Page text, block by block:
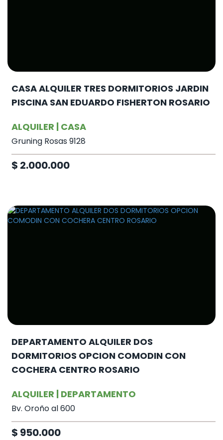
CASA ALQUILER TRES DORMITORIOS JARDIN
PISCINA SAN EDUARDO FISHERTON ROSARIO
ALQUILER | CASA
Gruning Rosas 9128
$ 2.000.000
DEPARTAMENTO ALQUILER DOS
DORMITORIOS OPCION COMODIN CON
COCHERA CENTRO ROSARIO
ALQUILER | DEPARTAMENTO
Bv. Oroño al 600
$ 950.000